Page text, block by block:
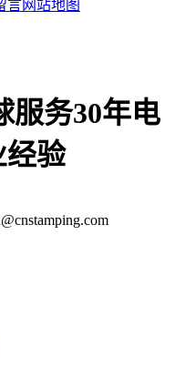
言网站地图
服务30年电
经验